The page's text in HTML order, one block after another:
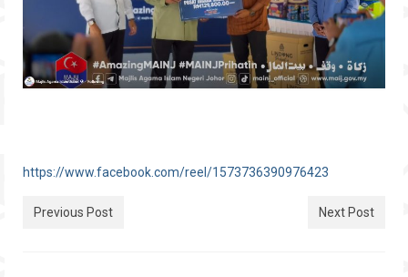
https://www.facebook.com/reel/1573736390976423
Previous Post Next Post